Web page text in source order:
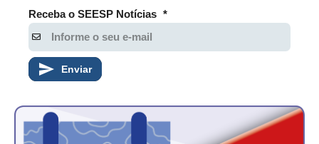
Receba o SEESP Notícias *
Enviar